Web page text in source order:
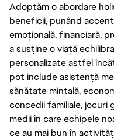
Adoptăm o abordare
beneficii, punând
emoțională, financiară,
a susține o viață
personalizate astfel
pot include asistență
sănătate mintală,
concedii familiale, jocuri
medii în care echipele
ce au mai bun în